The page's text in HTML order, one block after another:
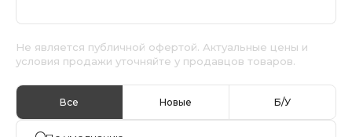
Не является публичной офертой. Актуальные цены и
условия продажи уточняйте у продавцов товаров.
Все Новые Б/У